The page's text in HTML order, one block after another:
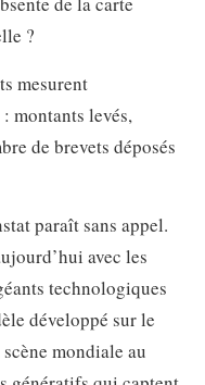
?
mesurent
montants levés,
de brevets déposés
paraît sans appel.
avec les
technologiques
développé sur le
mondiale au